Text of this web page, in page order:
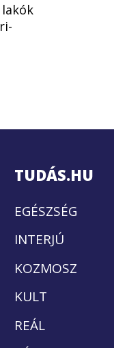
TUDÁS.HU
EGÉSZSÉG
INTERJÚ
KOZMOSZ
KULT
REÁL